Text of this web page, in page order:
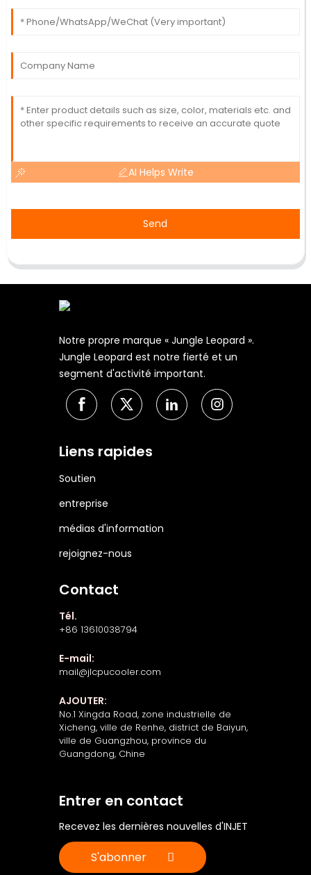
AI Helps Write
Send
Notre propre marque « Jungle Leopard ».
Jungle Leopard est notre fierté et un
segment d'activité important.
Liens rapides
Soutien
entreprise
médias d'information
rejoignez-nous
Contact
Tél.
+86 13610038794
E-mail:
mail@jlcpucooler.com
AJOUTER:
No.1 Xingda Road, zone industrielle de
Xicheng, ville de Renhe, district de Baiyun,
ville de Guangzhou, province du
Guangdong, Chine
Entrer en contact
Recevez les dernières nouvelles d'INJET
S'abonner